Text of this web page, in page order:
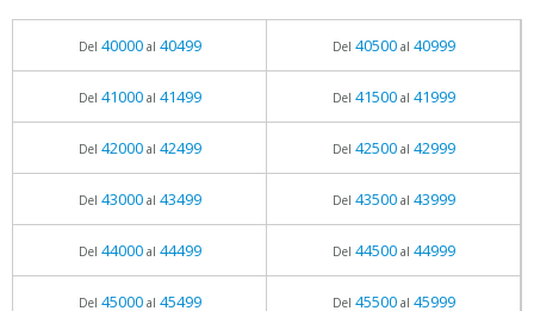
Del 40000al 40499 Del 40500al 40999
Del 41000al 41499 Del 41500al 41999
Del 42000al 42499 Del 42500al 42999
Del 43000al 43499 Del 43500al 43999
Del 44000al 44499 Del 44500al 44999
Del 45000al 45499 Del 45500al 45999